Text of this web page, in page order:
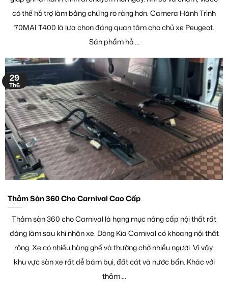
có thể hỗ trợ làm bằng chứng rõ ràng hơn. Camera Hành Trình
70MAI T400 là lựa chọn đáng quan tâm cho chủ xe Peugeot.
Sản phẩm hỗ ...
Thảm Sàn 360 Cho Carnival Cao Cấp
Thảm sàn 360 cho Carnival là hạng mục nâng cấp nội thất rất
đáng làm sau khi nhận xe. Dòng Kia Carnival có khoang nội thất
rộng. Xe có nhiều hàng ghế và thường chở nhiều người. Vì vậy,
khu vực sàn xe rất dễ bám bụi, đất cát và nước bẩn. Khác với
thảm ...
29
Th6